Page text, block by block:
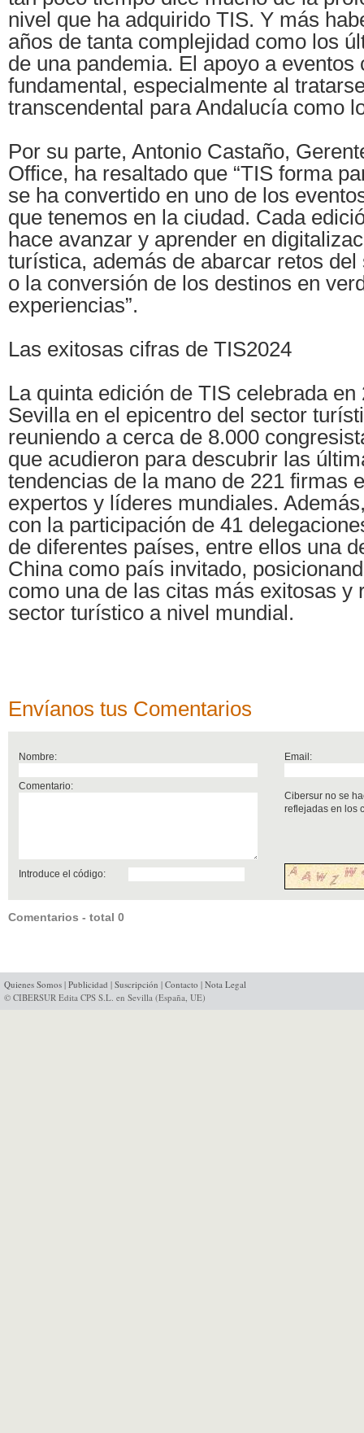
nivel que ha adquirido TIS. Y más
años de tanta complejidad como los
de una pandemia. El apoyo a eventos
fundamental, especialmente al
transcendental para Andalucía como
Por su parte, Antonio Castaño,
Office, ha resaltado que “TIS forma
se ha convertido en uno de los
que tenemos en la ciudad. Cada
hace avanzar y aprender en
turística, además de abarcar retos del
o la conversión de los destinos en
experiencias”.
Las exitosas cifras de TIS2024
La quinta edición de TIS celebrada
Sevilla en el epicentro del sector
reuniendo a cerca de 8.000
que acudieron para descubrir las
tendencias de la mano de 221 firmas
expertos y líderes mundiales.
con la participación de 41
de diferentes países, entre ellos una
China como país invitado,
como una de las citas más exitosas y
sector turístico a nivel mundial.
Envíanos tus Comentarios
Nombre: Email:
Comentario:
Cibersur no se
reflejadas en los
Introduce el código:
Comentarios - total 0
Quienes Somos | Publicidad | Suscripción | Contacto | Nota Legal
© CIBERSUR Edita CPS S.L. en Sevilla (España, UE)